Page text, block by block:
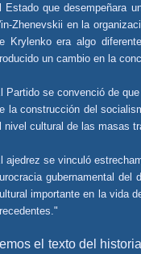
Estado que desempeñara
Il'in-Zhenevskii en la
Krylenko era algo
un cambio en la
Partido se convenció de
la construcción del
nivel cultural de las masas
ajedrez se vinculó
gubernamental
importante en la vida
el texto del